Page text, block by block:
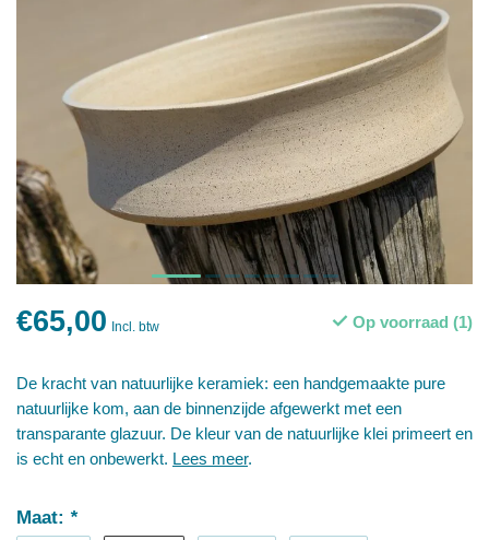
€65,00 Incl. btw Op voorraad (1)
De kracht van natuurlijke keramiek: een handgemaakte pure
natuurlijke kom, aan de binnenzijde afgewerkt met een
transparante glazuur. De kleur van de natuurlijke klei primeert en
is echt en onbewerkt. Lees meer.
Maat: *